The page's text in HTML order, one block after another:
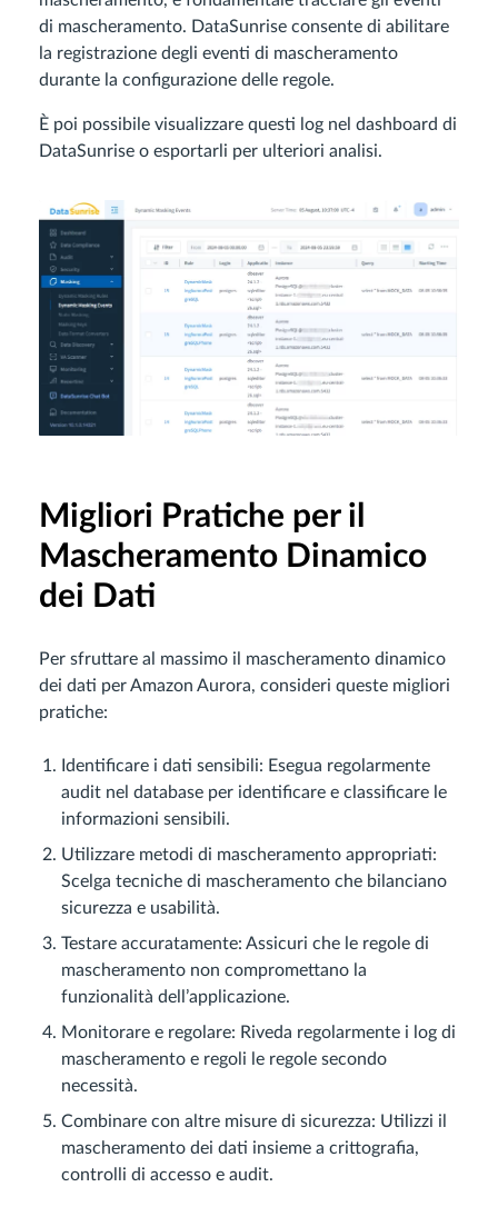
di mascheramento. DataSunrise consente di abilitare
la registrazione degli eventi di mascheramento
durante la configurazione delle regole.
È poi possibile visualizzare questi log nel dashboard di
DataSunrise o esportarli per ulteriori analisi.
Migliori Pratiche per il
Mascheramento Dinamico
dei Dati
Per sfruttare al massimo il mascheramento dinamico
dei dati per Amazon Aurora, consideri queste migliori
pratiche:
Identificare i dati sensibili: Esegua regolarmente
audit nel database per identificare e classificare le
informazioni sensibili.
Utilizzare metodi di mascheramento appropriati:
Scelga tecniche di mascheramento che bilanciano
sicurezza e usabilità.
Testare accuratamente: Assicuri che le regole di
mascheramento non compromettano la
funzionalità dell’applicazione.
Monitorare e regolare: Riveda regolarmente i log di
mascheramento e regoli le regole secondo
necessità.
Combinare con altre misure di sicurezza: Utilizzi il
mascheramento dei dati insieme a crittografia,
controlli di accesso e audit.